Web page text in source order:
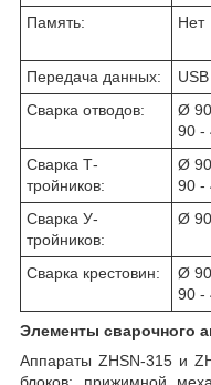
Память: Нет
Передача данных:
USB
Сварка отводов:
Ø
90 -
Сварка Т-
тройников:
Ø
90 -
Сварка У-
тройников:
Ø
Сварка крестовин:
Ø
90 -
Элементы сварочного
Аппараты ZHSN-315 и
блоков: прижимной